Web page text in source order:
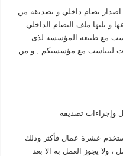
نضام داخلي و تصديقه من
و يليها ملف النضام الداخلي
مع طبيعه المؤسسه لذى
ليتناسب مع مؤسستكم , و من
وإجراءات تصديقه
عشرة عمال فأكثر وذلك
قانون العمل ، ولا يجوز العمل به الا بعد